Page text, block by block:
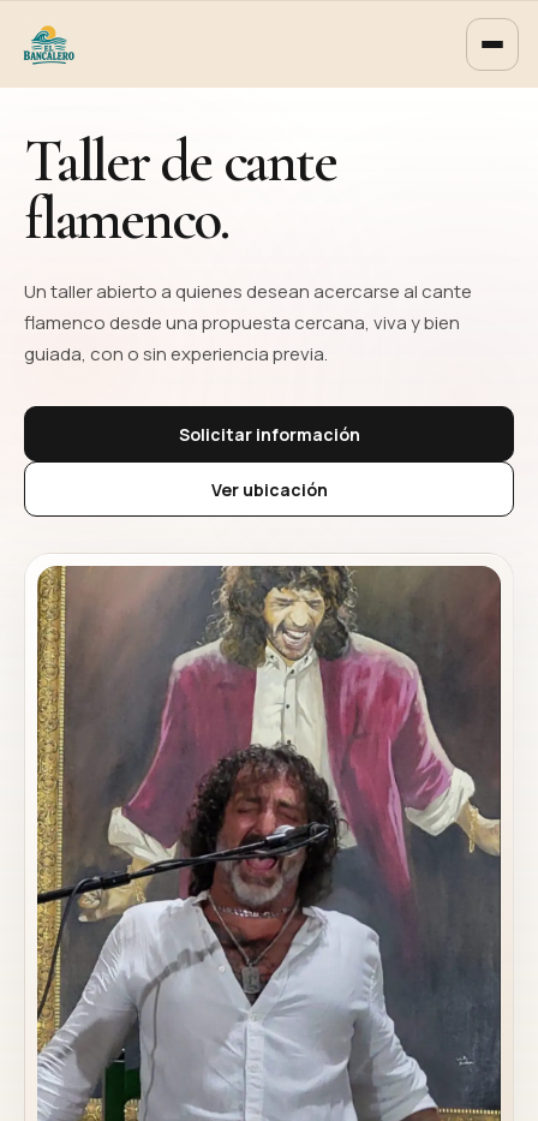
Taller de cante
flamenco.
Un taller abierto a quienes desean acercarse al cante
flamenco desde una propuesta cercana, viva y bien
guiada, con o sin experiencia previa.
Solicitar información
Ver ubicación